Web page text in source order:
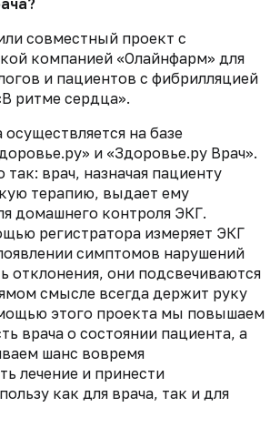
совместный проект с
компанией «Олайнфарм» для
и пациентов с фибрилляцией
ритме сердца».
на базе
и «Здоровье.ру Врач».
врач, назначая пациенту
терапию, выдает ему
домашнего контроля ЭКГ.
регистратора измеряет ЭКГ
симптомов нарушений
отклонения, они подсвечиваются
смысле всегда держит руку
этого проекта мы повышаем
врача о состоянии пациента, а
шанс вовремя
лечение и принести
как для врача, так и для